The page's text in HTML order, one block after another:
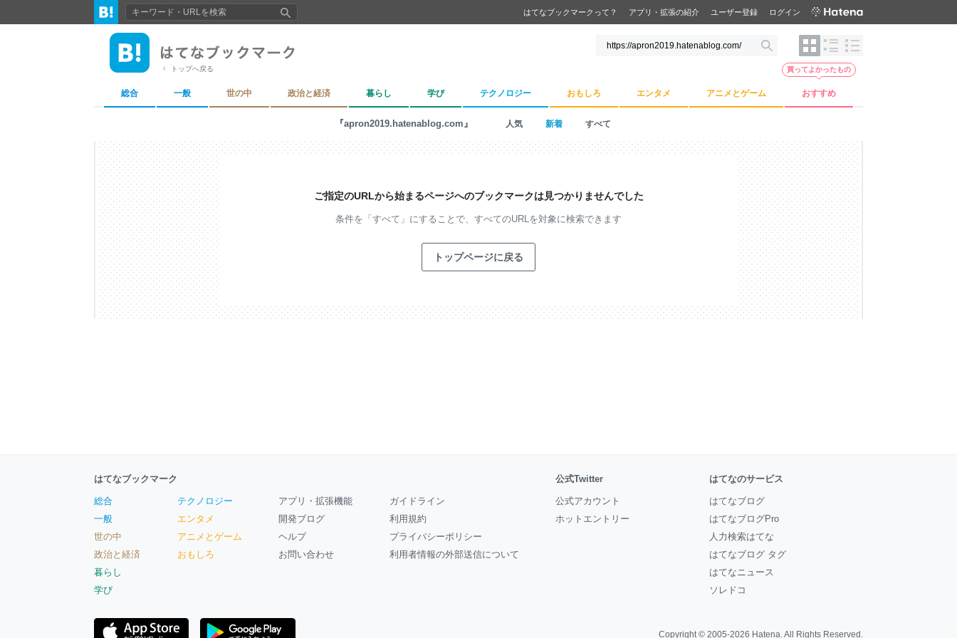
はてなブックマークって？ アプリ・拡張の紹介 ユーザー登録 ログイン
トップへ戻る
総合 一般 世の中 政治と経済 暮らし 学び テクノロジー おもしろ エンタメ アニメとゲーム おすすめ
買ってよかったもの
『apron2019.hatenablog.com』 人気 新着 すべて
ご指定のURLから始まるページへのブックマークは見つかりませんでした
条件を「すべて」にすることで、 すべてのURLを対象に検索できます
トップページに戻る
はてなブックマーク
総合
一般
世の中
政治と経済
暮らし
学び
テクノロジー
エンタメ
アニメとゲーム
おもしろ
アプリ・拡張機能
開発ブログ
ヘルプ
お問い合わせ
ガイドライン
利用規約
プライバシーポリシー
利用者情報の外部送信について
公式Twitter
公式アカウント
ホットエントリー
はてなのサービス
はてなブログ
はてなブログPro
人力検索はてな
はてなブログ タグ
はてなニュース
ソレドコ
Copyright © 2005-2026 Hatena. All Rights Reserved.